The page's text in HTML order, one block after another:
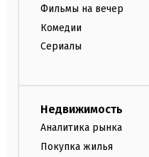
Фильмы на вечер
Комедии
Сериалы
Недвижимость
Аналитика рынка
Покупка жилья